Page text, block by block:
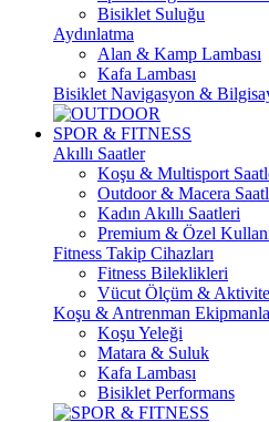
Bisiklet Suluğu
Aydınlatma
Alan & Kamp Lambası
Kafa Lambası
Bisiklet Navigasyon &
SPOR & FITNESS
Akıllı Saatler
Koşu & Multisport
Outdoor & Macera
Kadın Akıllı Saatleri
Premium & Özel
Fitness Takip Cihazları
Fitness Bileklikleri
Vücut Ölçüm &
Koşu & Antrenman
Koşu Yeleği
Matara & Suluk
Kafa Lambası
Bisiklet Performans